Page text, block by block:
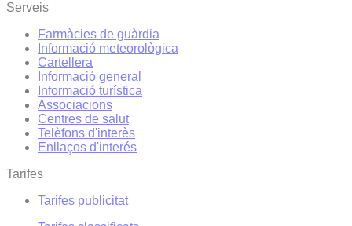
Serveis
Farmàcies de guàrdia
Informació meteorològica
Cartellera
Informació general
Informació turística
Associacions
Centres de salut
Telèfons d'interès
Enllaços d'interés
Tarifes
Tarifes publicitat